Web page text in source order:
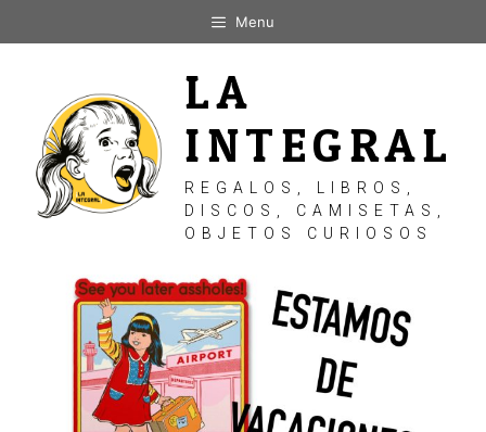
al
Menu
LA
INTEGRAL
REGALOS, LIBROS,
DISCOS, CAMISETAS,
OBJETOS CURIOSOS